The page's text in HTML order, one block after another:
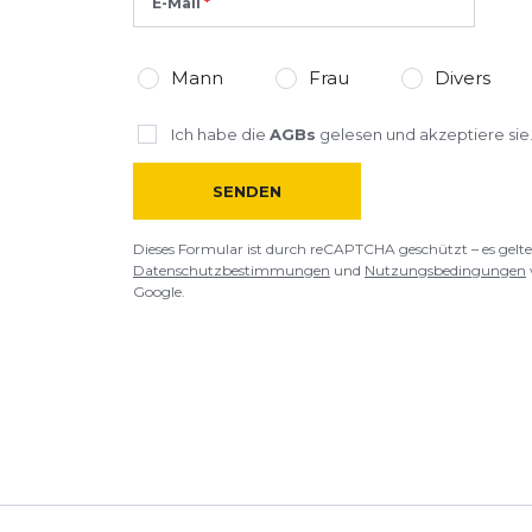
Mann Frau Divers
Ich habe die AGBs gelesen und akzeptiere sie.
SENDEN
Dieses Formular ist durch reCAPTCHA geschützt – es
Datenschutzbestimmungen und Nutzungsbedingungen
Google.